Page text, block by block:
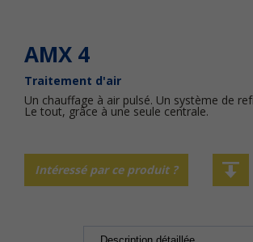
AMX 4
Traitement d'air
Un chauffage à air pulsé. Un système de
Le tout, grâce à une seule centrale.
Intéressé par ce produit ?